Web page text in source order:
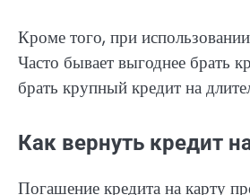
Кроме того, при
Часто бывает выгоднее брать
брать крупный кредит на
Как вернуть кредит
Погашение кредита на карту